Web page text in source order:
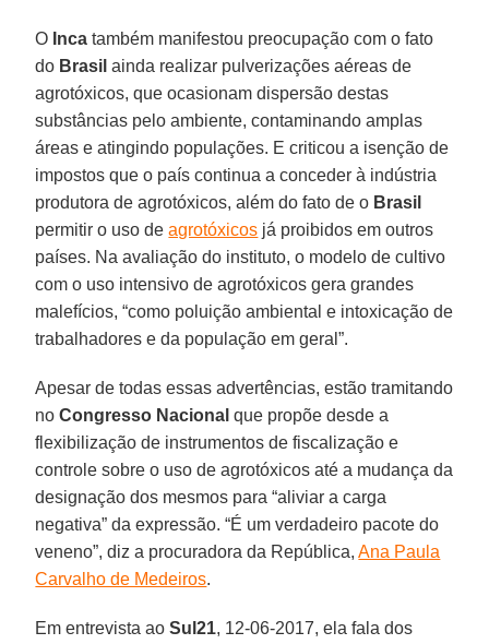
O Inca também manifestou preocupação com o fato
do Brasil ainda realizar pulverizações aéreas de
agrotóxicos, que ocasionam dispersão destas
substâncias pelo ambiente, contaminando amplas
áreas e atingindo populações. E criticou a isenção de
impostos que o país continua a conceder à indústria
produtora de agrotóxicos, além do fato de o Brasil
permitir o uso deagrotóxicos já proibidos em outros
países. Na avaliação do instituto, o modelo de cultivo
com o uso intensivo de agrotóxicos gera grandes
malefícios, “como poluição ambiental e intoxicação de
trabalhadores e da população em geral”.
Apesar de todas essas advertências, estão tramitando
noCongresso Nacional que propõe desde a
flexibilização de instrumentos de fiscalização e
controle sobre o uso de agrotóxicos até a mudança da
designação dos mesmos para “aliviar a carga
negativa” da expressão. “É um verdadeiro pacote do
veneno”, diz a procuradora da República,Ana Paula
Carvalho de Medeiros.
Em entrevista aoSul21, 12-06-2017, ela fala dos